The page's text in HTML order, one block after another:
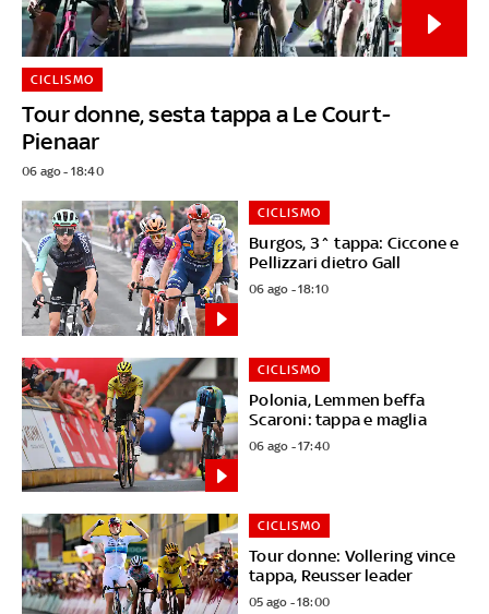
Tour donne, sesta tappa a Le Court-
Pienaar
CICLISMO
06 ago - 18:40
Burgos, 3^ tappa: Ciccone e
Pellizzari dietro Gall
CICLISMO
06 ago - 18:10
Polonia, Lemmen beffa
Scaroni: tappa e maglia
CICLISMO
06 ago - 17:40
Tour donne: Vollering vince
tappa, Reusser leader
CICLISMO
05 ago - 18:00